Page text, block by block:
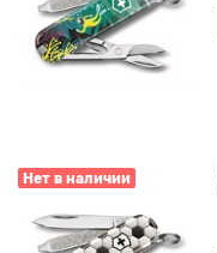
Нет в наличии